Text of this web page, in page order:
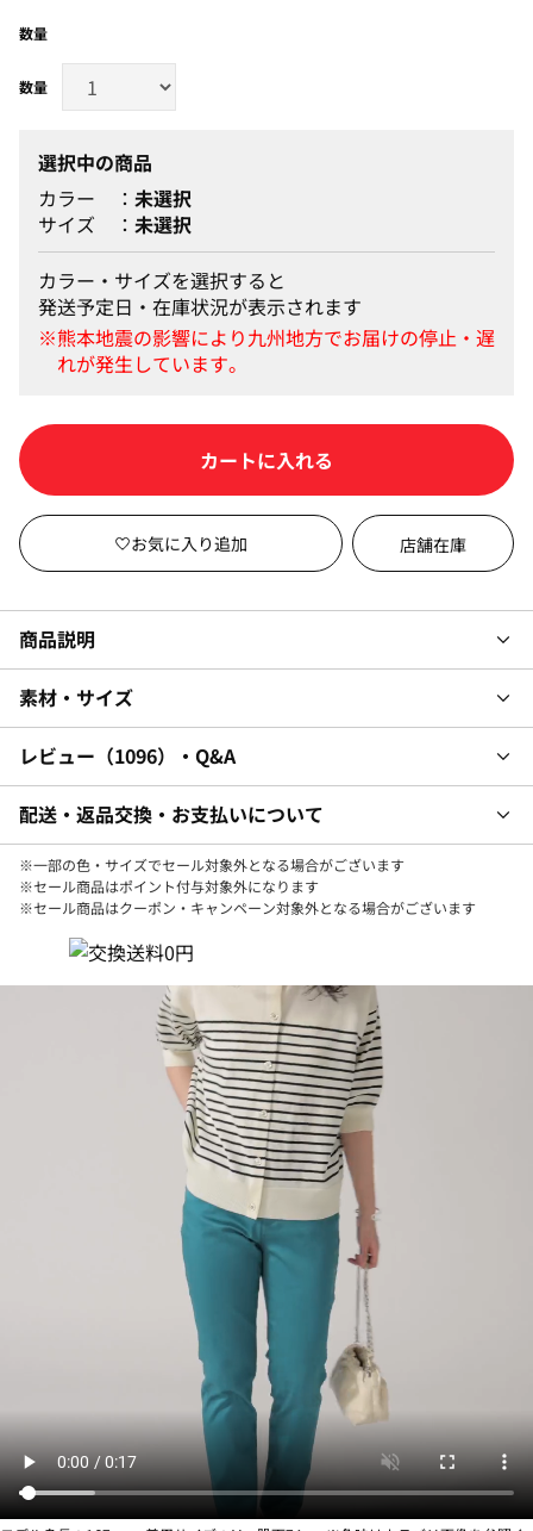
数量
選択中の商品
カラー
未選択
サイズ
未選択
カラー・サイズを選択すると
発送予定日・在庫状況が表示されます
カートに入れる
店舗在庫
商品説明
素材・サイズ
レビュー 1096 ・Q&A
配送・返品交換・お支払いについて
※一部の色・サイズでセール対象外となる場合がございます
※セール商品はポイント付与対象外になります
※セール商品はクーポン・キャンペーン対象外となる場合がございます